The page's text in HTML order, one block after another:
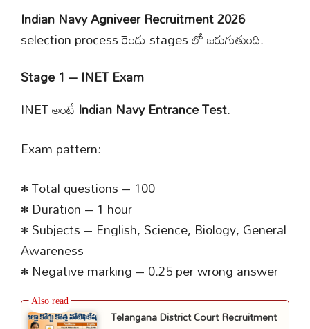
Indian Navy Agniveer Recruitment 2026
selection process రెండు stages లో జరుగుతుంది.
Stage 1 – INET Exam
INET అంటే Indian Navy Entrance Test.
Exam pattern:
• Total questions – 100
• Duration – 1 hour
• Subjects – English, Science, Biology, General
Awareness
• Negative marking – 0.25 per wrong answer
Telangana District Court Recruitment